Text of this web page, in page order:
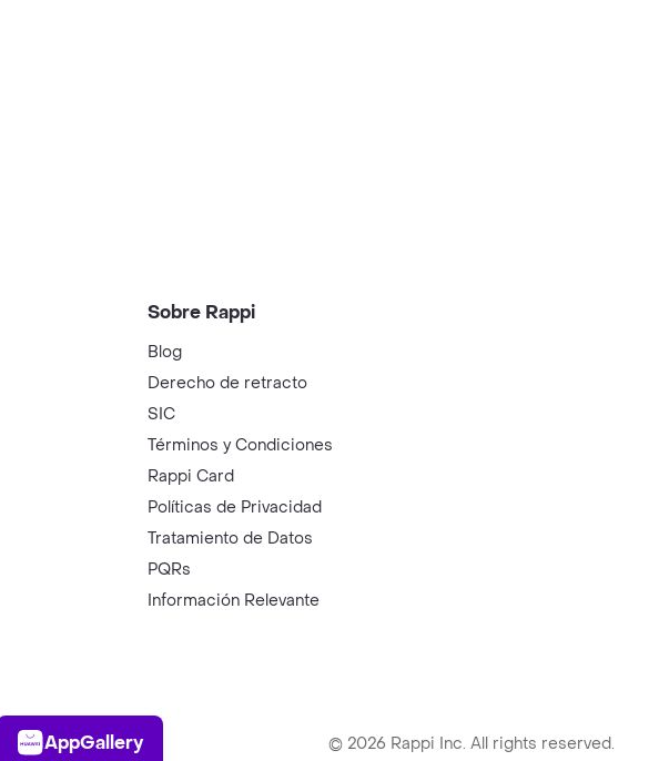
Sobre Rappi
Blog
Derecho de retracto
SIC
Términos y Condiciones
Rappi Card
Políticas de Privacidad
Tratamiento de Datos
PQRs
Información Relevante
AppGallery
AppGallery © 2026 Rappi Inc. All rights reserved.